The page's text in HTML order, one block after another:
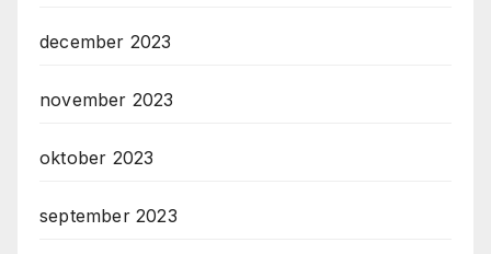
december 2023
november 2023
oktober 2023
september 2023